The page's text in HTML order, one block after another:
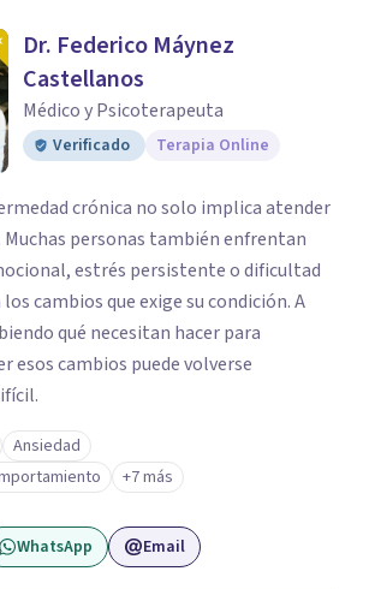
Dr. Federico Máynez
Castellanos
Médico y Psicoterapeuta
Verificado Terapia Online
crónica no solo implica atender
personas también enfrentan
estrés persistente o dificultad
cambios que exige su condición. A
qué necesitan hacer para
esos cambios puede volverse
Ansiedad
+7 más
WhatsApp Email